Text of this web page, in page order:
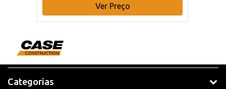
Ver Preço
Categorias